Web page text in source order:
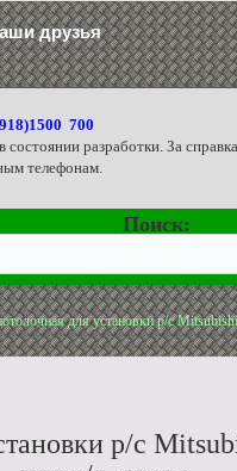
друзья
700
состоянии разработки. За
телефонам.
Поиск:
для установки р/c
р/c